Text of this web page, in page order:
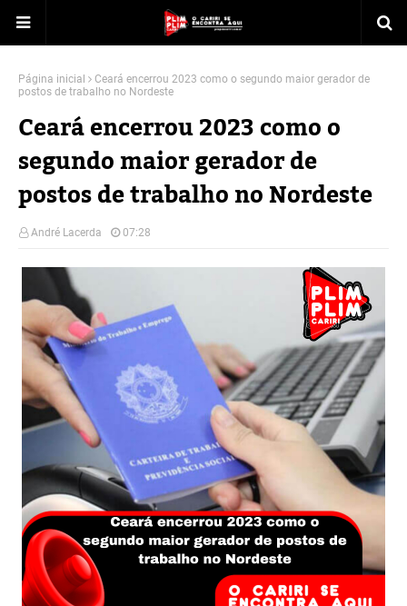
Página inicial
Ceará encerrou 2023 como o segundo maior gerador de
postos de trabalho no Nordeste
Ceará encerrou 2023 como o
segundo maior gerador de
postos de trabalho no Nordeste
André Lacerda 07:28